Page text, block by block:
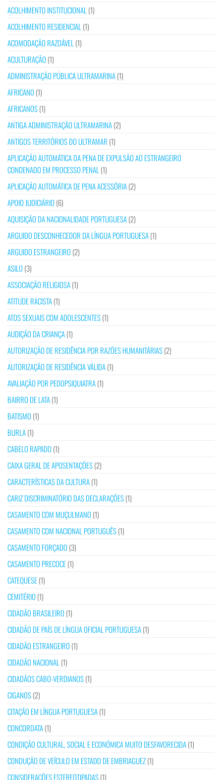
ACOLHIMENTO INSTITUCIONAL (1)
ACOLHIMENTO RESIDENCIAL (1)
ACOMODAÇÃO RAZOÁVEL (1)
ACULTURAÇÃO (1)
ADMINISTRAÇÃO PÚBLICA ULTRAMARINA(1)
AFRICANO (1)
AFRICANOS(1)
ANTIGA ADMINISTRAÇÃO ULTRAMARINA(2)
ANTIGOS TERRITÓRIOS DO ULTRAMAR (1)
APLICAÇÃO AUTOMÁTICA DA PENA DE EXPULSÃO AO ESTRANGEIRO
CONDENADO EM PROCESSO PENAL (1)
APLICAÇÃO AUTOMÁTICA DE PENA ACESSÓRIA(2)
APOIO JUDICIÁRIO (6)
AQUISIÇÃO DA NACIONALIDADE PORTUGUESA(2)
ARGUIDO DESCONHECEDOR DA LÍNGUA PORTUGUESA(1)
ARGUIDO ESTRANGEIRO (2)
ASILO (3)
ASSOCIAÇÃO RELIGIOSA(1)
ATITUDE RACISTA(1)
ATOS SEXUAIS COM ADOLESCENTES(1)
AUDIÇÃO DA CRIANÇA(1)
AUTORIZAÇÃO DE RESIDÊNCIA POR RAZÕES HUMANITÁRIAS(2)
AUTORIZAÇÃO DE RESIDÊNCIA VÁLIDA(1)
AVALIAÇÃO POR PEDOPSIQUIATRA(1)
BAIRRO DE LATA(1)
BATISMO (1)
BURLA(1)
CABELO RAPADO (1)
CAIXA GERAL DE APOSENTAÇÕES(2)
CARACTERÍSTICAS DA CULTURA(1)
CARIZ DISCRIMINATÓRIO DAS DECLARAÇÕES(1)
CASAMENTO COM MUÇULMANO (1)
CASAMENTO COM NACIONAL PORTUGUÊS(1)
CASAMENTO FORÇADO (3)
CASAMENTO PRECOCE(1)
CATEQUESE(1)
CEMITÉRIO (1)
CIDADÃO BRASILEIRO (1)
CIDADÃO DE PAÍS DE LÍNGUA OFICIAL PORTUGUESA(1)
CIDADÃO ESTRANGEIRO (1)
CIDADÃO NACIONAL (1)
CIDADÃOS CABO-VERDIANOS(1)
CIGANOS(2)
CITAÇÃO EM LÍNGUA PORTUGUESA(1)
CONCORDATA(1)
CONDIÇÃO CULTURAL, SOCIAL E ECONÓMICA MUITO DESFAVORECIDA(1)
CONDUÇÃO DE VEÍCULO EM ESTADO DE EMBRIAGUEZ(1)
CONSIDERAÇÕES ESTEREOTIPADAS(1)